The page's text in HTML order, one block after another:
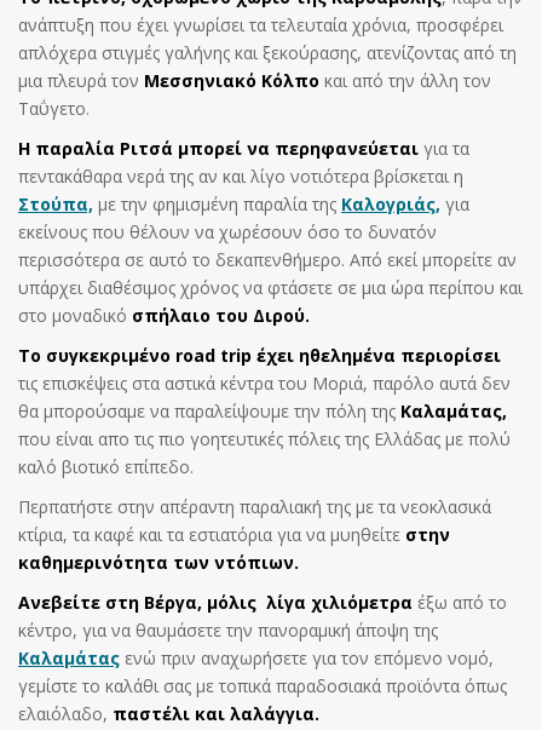
ανάπτυξη που έχει γνωρίσει τα τελευταία χρόνια, προσφέρει
απλόχερα στιγμές γαλήνης και ξεκούρασης, ατενίζοντας από τη
μια πλευρά τον Μεσσηνιακό Κόλπο και από την άλλη τον
Ταΰγετο.
Η παραλία Ριτσά μπορεί να περηφανεύεται για τα
πεντακάθαρα νερά της αν και λίγο νοτιότερα βρίσκεται η
Στούπα, με την φημισμένη παραλία της Καλογριάς, για
εκείνους που θέλουν να χωρέσουν όσο το δυνατόν
περισσότερα σε αυτό το δεκαπενθήμερο. Από εκεί μπορείτε αν
υπάρχει διαθέσιμος χρόνος να φτάσετε σε μια ώρα περίπου και
στο μοναδικό σπήλαιο του Διρού.
Το συγκεκριμένο road trip έχει ηθελημένα περιορίσει
τις επισκέψεις στα αστικά κέντρα του Μοριά, παρόλο αυτά δεν
θα μπορούσαμε να παραλείψουμε την πόλη της Καλαμάτας,
που είναι απο τις πιο γοητευτικές πόλεις της Ελλάδας με πολύ
καλό βιοτικό επίπεδο.
Περπατήστε στην απέραντη παραλιακή της με τα νεοκλασικά
κτίρια, τα καφέ και τα εστιατόρια για να μυηθείτε στην
καθημερινότητα των ντόπιων.
Ανεβείτε στη Βέργα, μόλις λίγα χιλιόμετρα έξω από το
κέντρο, για να θαυμάσετε την πανοραμική άποψη της
Καλαμάτας ενώ πριν αναχωρήσετε για τον επόμενο νομό,
γεμίστε το καλάθι σας με τοπικά παραδοσιακά προϊόντα όπως
ελαιόλαδο, παστέλι και λαλάγγια.